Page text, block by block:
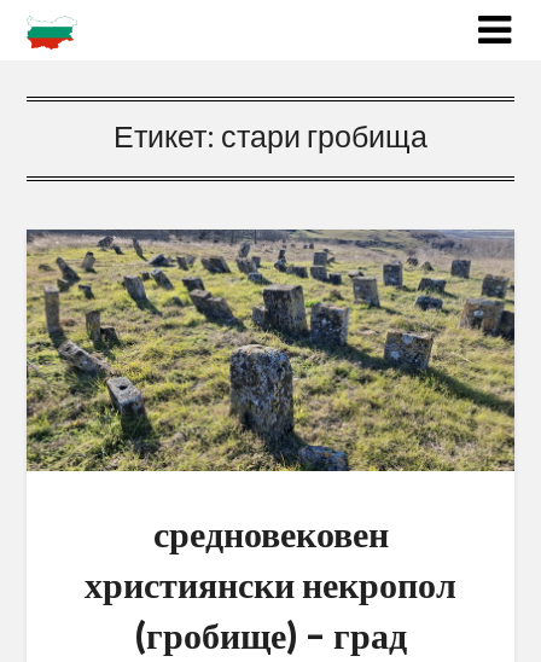
Етикет: стари гробища
средновековен
християнски некропол
(гробище) – град